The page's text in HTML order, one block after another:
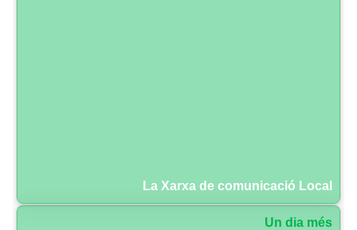
La Xarxa de comunicació Local
Un dia més